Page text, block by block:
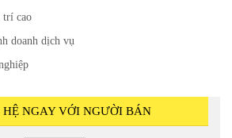
trí cao
doanh dịch vụ
HỆ NGAY VỚI NGƯỜI BÁN